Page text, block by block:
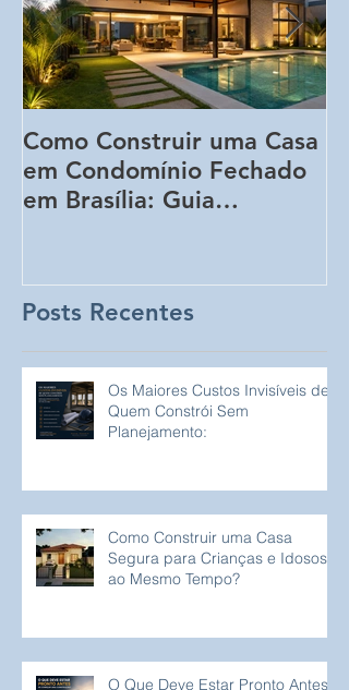
Como Construir uma Casa
em Condomínio Fechado
em Brasília: Guia
Posts Recentes
Os Maiores Custos Invisíveis de
Quem Constrói Sem
Planejamento:
Como Construir uma Casa
Segura para Crianças e Idosos
ao Mesmo Tempo?
O Que Deve Estar Pronto Antes